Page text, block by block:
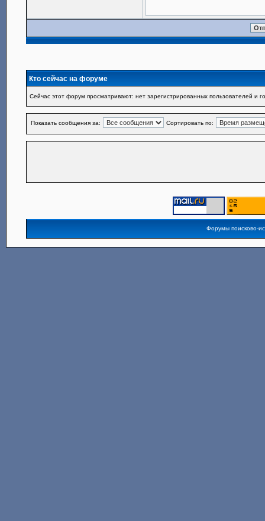
Кто сейчас на форуме
Сейчас этот форум просматривают: нет зарегистрированных пользователей и
Показать сообщения за: Сортировать по:
Форумы поисково-